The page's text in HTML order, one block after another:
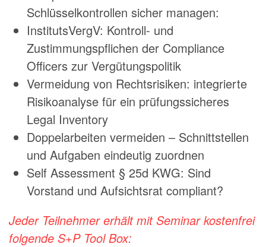
Schlüsselkontrollen sicher managen:
InstitutsVergV: Kontroll- und
Zustimmungspflichen der Compliance
Officers zur Vergütungspolitik
Vermeidung von Rechtsrisiken: integrierte
Risikoanalyse für ein prüfungssicheres
Legal Inventory
Doppelarbeiten vermeiden – Schnittstellen
und Aufgaben eindeutig zuordnen
Self Assessment § 25d KWG: Sind
Vorstand und Aufsichtsrat compliant?
Jeder Teilnehmer erhält mit Seminar kostenfrei
folgende S+P Tool Box: